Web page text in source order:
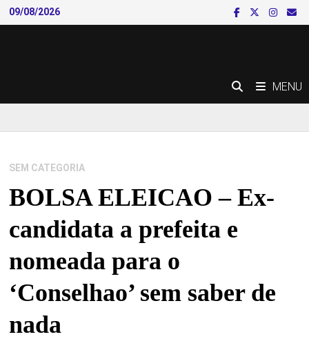
Skip
to
09/08/2026
MENU
SEM CATEGORIA
BOLSA ELEICAO – Ex-
candidata a prefeita e
nomeada para o
‘Conselhao’ sem saber de
nada